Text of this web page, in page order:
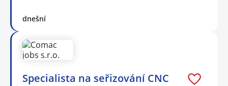
dnešní
Specialista na seřizování CNC